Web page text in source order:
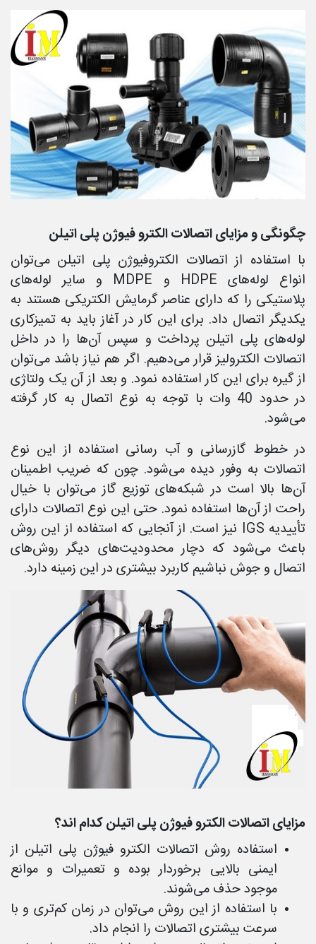
چگونگی و مزایای اتصالات الکترو فیوژن پلی اتیلن
با استفاده از اتصالات الکتروفیوژن پلی اتیلن می‌توان
انواع لوله‌های HDPE و MDPE و سایر لوله‌های
پلاستیکی را که دارای عناصر گرمایش الکتریکی هستند به
یکدیگر اتصال داد. برای این کار در آغاز باید به تمیزکاری
لوله‌های پلی اتیلن پرداخت و سپس آن‌ها را در داخل
اتصالات الکترولیز قرار می‌دهیم. اگر هم نیاز باشد می‌توان
از گیره برای این کار استفاده نمود. و بعد از آن یک ولتاژی
در حدود 40 وات با توجه به نوع اتصال به کار گرفته
می‌شود.
در خطوط گازرسانی و آب رسانی استفاده از این نوع
اتصالات به وفور دیده می‌شود. چون که ضریب اطمینان
آن‌ها بالا است در شبکه‌های توزیع گاز می‌توان با خیال
راحت از آن‌ها استفاده نمود. حتی این نوع اتصالات دارای
تأییدیه IGS نیز است. از آنجایی که استفاده از این روش
باعث می‌شود که دچار محدودیت‌های دیگر روش‌های
اتصال و جوش نباشیم کاربرد بیشتری در این زمینه دارد.
مزایای اتصالات الکترو فیوژن پلی اتیلن کدام اند؟
استفاده روش اتصالات الکترو فیوژن پلی اتیلن از
ایمنی بالایی برخوردار بوده و تعمیرات و موانع
موجود حذف می‌شوند.
با استفاده از این روش می‌توان در زمان کم‌تری و با
سرعت بیشتری اتصالات را انجام داد.